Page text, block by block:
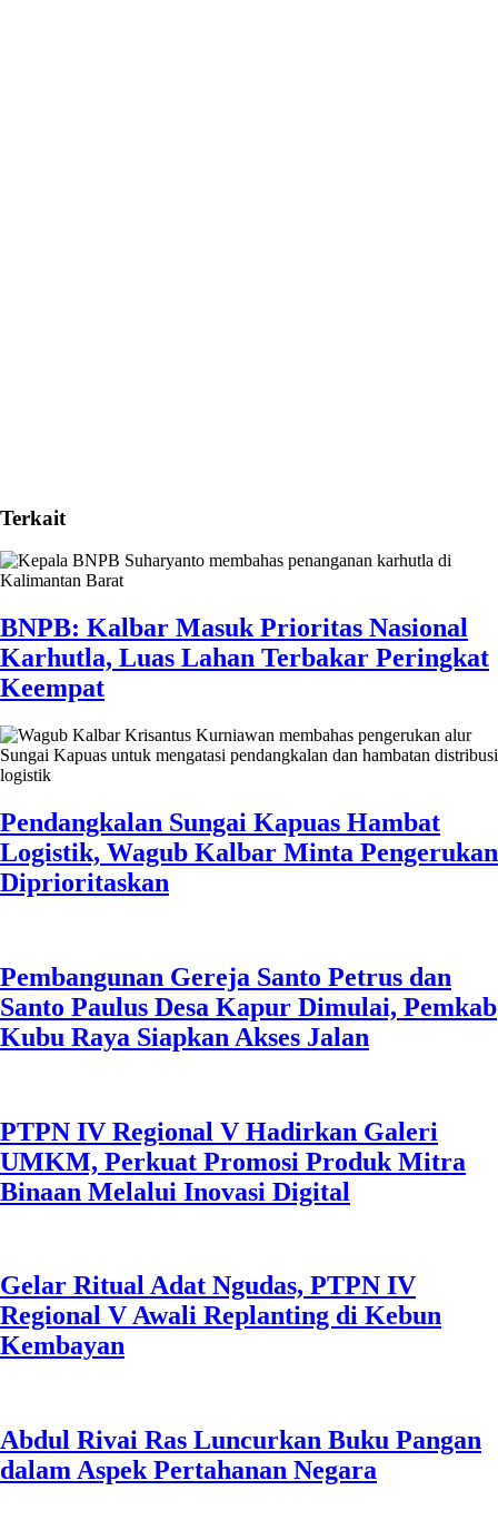
Terkait
BNPB: Kalbar Masuk Prioritas Nasional
Karhutla, Luas Lahan Terbakar Peringkat
Keempat
Pendangkalan Sungai Kapuas Hambat
Logistik, Wagub Kalbar Minta Pengerukan
Diprioritaskan
Pembangunan Gereja Santo Petrus dan
Santo Paulus Desa Kapur Dimulai, Pemkab
Kubu Raya Siapkan Akses Jalan
PTPN IV Regional V Hadirkan Galeri
UMKM, Perkuat Promosi Produk Mitra
Binaan Melalui Inovasi Digital
Gelar Ritual Adat Ngudas, PTPN IV
Regional V Awali Replanting di Kebun
Kembayan
Abdul Rivai Ras Luncurkan Buku Pangan
dalam Aspek Pertahanan Negara